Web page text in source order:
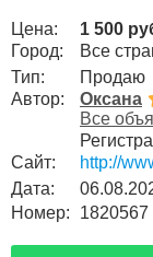
Цена:
1 500
Город:
Все
Тип:
Продаю
Автор:
Оксана
Все
Сайт:
http://
Дата:
Номер:
1820567